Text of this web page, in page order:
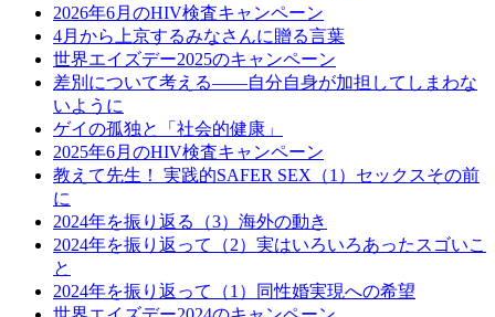
2026年6月のHIV検査キャンペーン
4月から上京するみなさんに贈る言葉
世界エイズデー2025のキャンペーン
差別について考える――自分自身が加担してしまわな
いように
ゲイの孤独と「社会的健康」
2025年6月のHIV検査キャンペーン
教えて先生！ 実践的SAFER SEX（1）セックスその前
に
2024年を振り返る（3）海外の動き
2024年を振り返って（2）実はいろいろあったスゴいこ
と
2024年を振り返って（1）同性婚実現への希望